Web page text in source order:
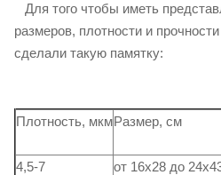
Для того чтобы иметь
размеров, плотности и прочности
сделали такую ​​памятку:
Плотность, мкмРазмер, см
4,5-7 от 16х28 до